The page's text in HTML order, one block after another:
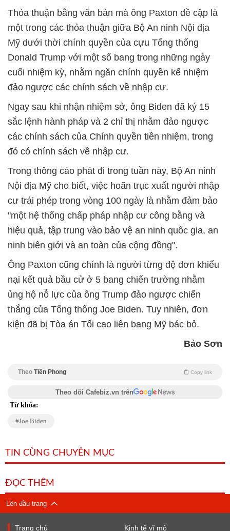
Thỏa thuận bằng văn bản mà ông Paxton đề cập là
một trong các thỏa thuận giữa Bộ An ninh Nội địa
Mỹ dưới thời chính quyền của cựu Tổng thống
Donald Trump với một số bang trong những ngày
cuối nhiệm kỳ, nhằm ngăn chính quyền kế nhiệm
đảo ngược các chính sách về nhập cư.
Ngay sau khi nhận nhiệm sở, ông Biden đã ký 15
sắc lệnh hành pháp và 2 chỉ thị nhằm đảo ngược
các chính sách của Chính quyền tiền nhiệm, trong
đó có chính sách về nhập cư.
Trong thông cáo phát đi trong tuần này, Bộ An ninh
Nội địa Mỹ cho biết, việc hoãn trục xuất người nhập
cư trái phép trong vòng 100 ngày là nhằm đảm bảo
"một hệ thống chấp pháp nhập cư công bằng và
hiệu quả, tập trung vào bảo vệ an ninh quốc gia, an
ninh biên giới và an toàn của cộng đồng".
Ông Paxton cũng chính là người từng đệ đơn khiếu
nại kết quả bầu cử ở 5 bang chiến trường nhằm
ủng hộ nỗ lực của ông Trump đảo ngược chiến
thắng của Tổng thống Joe Biden. Tuy nhiên, đơn
kiện đã bị Tòa án Tối cao liên bang Mỹ bác bỏ.
Bảo Sơn
Theo Tiền Phong Copy link
Theo dõi Cafebiz.vn trên
Từ khóa:
Joe Biden
TIN CÙNG CHUYÊN MỤC
ĐỌC THÊM
Lên đầu trang
Trang chủ Kinh tế vĩ mô